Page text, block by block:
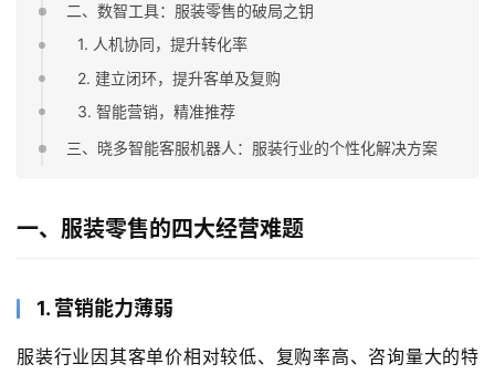
二、数智工具：服装零售的破局之钥
1. 人机协同，提升转化率
2. 建立闭环，提升客单及复购
3. 智能营销，精准推荐
三、晓多智能客服机器人：服装行业的个性化解决方案
一、服装零售的四大经营难题
1. 营销能力薄弱
服装行业因其客单价相对较低、复购率高、咨询量大的特